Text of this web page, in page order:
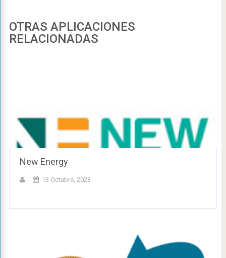
OTRAS APLICACIONES
RELACIONADAS
New Energy
13 Octubre, 2023